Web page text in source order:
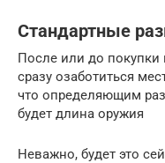
Стандартные
После или до покупки
сразу озаботиться
что определяющим
будет длина оружия
Неважно, будет это